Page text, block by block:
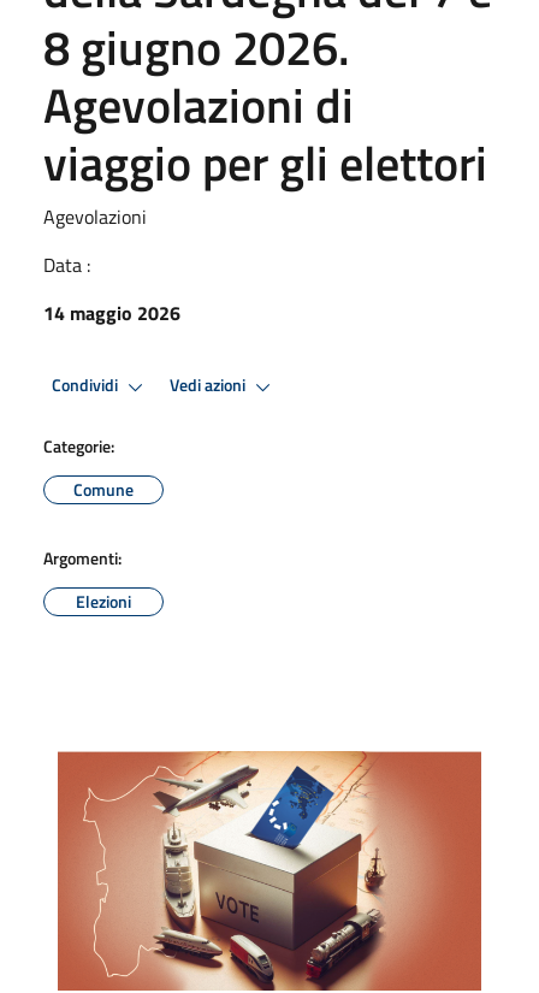
8 giugno 2026.
Agevolazioni di
viaggio per gli elettori
Agevolazioni
Data :
14 maggio 2026
Condividi Vedi azioni
Categorie:
Comune
Argomenti:
Elezioni